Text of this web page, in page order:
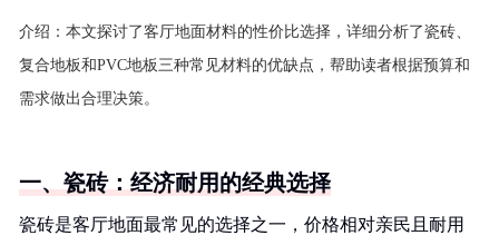
介绍： 本文探讨了客厅地面材料的性价比选择，详细分析了瓷砖、
复合地板和PVC地板三种常见材料的优缺点，帮助读者根据预算和
需求做出合理决策。
一、瓷砖：经济耐用的经典选择
瓷砖是客厅地面最常见的选择之一，价格相对亲民且耐用